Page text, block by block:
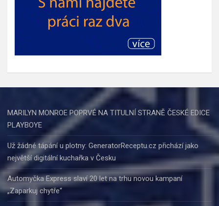
MARILYN MONROE POPRVÉ NA TITULNÍ STRANĚ ČESKÉ EDICE
PLAYBOYE
Už žádné tápání u plotny: GeneratorReceptu.cz přichází jako
největší digitální kuchařka v Česku
Automyčka Express slaví 20 let na trhu novou kampaní
„Zaparkuj chytře“